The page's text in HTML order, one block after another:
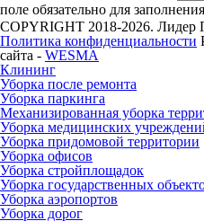
поле обязательно для заполнения
COPYRIGHT 2018-2026. Лидер
Политика конфиденциальности
сайта - WESMA
Клининг
Уборка после ремонта
Уборка паркинга
Механизированная уборка
Уборка медицинских
Уборка придомовой территории
Уборка офисов
Уборка стройплощадок
Уборка государственных
Уборка аэропортов
Уборка дорог